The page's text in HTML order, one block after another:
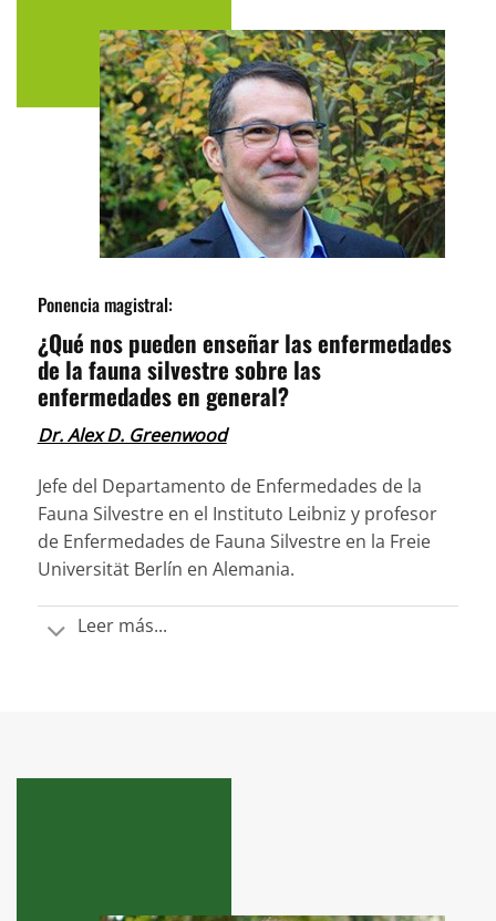
Ponencia magistral:
¿Qué nos pueden enseñar las enfermedades
de la fauna silvestre sobre las
enfermedades en general?
Dr. Alex D. Greenwood
Jefe del Departamento de Enfermedades de la
Fauna Silvestre en el Instituto Leibniz y profesor
de Enfermedades de Fauna Silvestre en la Freie
Universität Berlín en Alemania.
Leer más...